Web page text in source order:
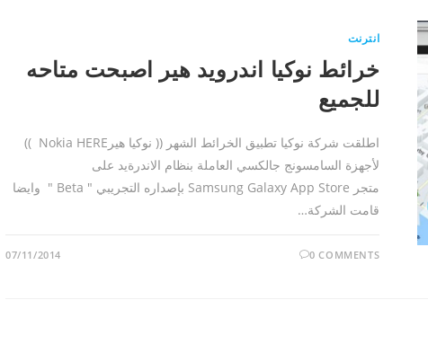
انترنت
خرائط نوكيا اندرويد هير اصبحت متاحه
للجميع
اطلقت شركة نوكيا تطبيق الخرائط الشهر (( نوكيا هيرNokia HERE ))
لأجهزة السامسونج جالكسي العاملة بنظام الاندرةيد على
متجر Samsung Galaxy App Store بإصداره التجريبي " Beta " وايضا
قامت الشركة…
0 COMMENTS
07/11/2014